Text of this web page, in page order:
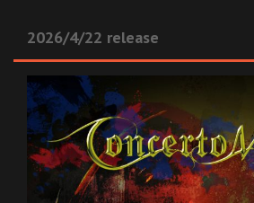
2026/4/22 release